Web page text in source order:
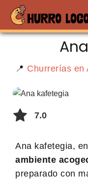
📍 Churrerías en
7.0
Ana kafetegia,
ambiente
preparado con